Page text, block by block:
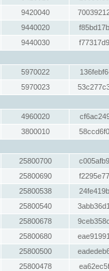
9420040
9440020
9440030
5970022
5970023
4960020
3800010
25800700
25800690
25800538
25800540
25800678
25800680
25800500
25800478